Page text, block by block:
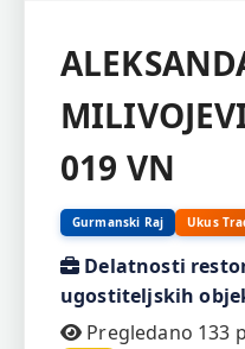
019 VN
Gurmanski Raj Ukus
Delatnosti
ugostiteljskih
Pregledano 133